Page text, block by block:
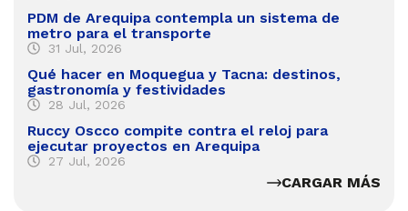
PDM de Arequipa contempla un sistema de
metro para el transporte
31 Jul, 2026
Qué hacer en Moquegua y Tacna: destinos,
gastronomía y festividades
28 Jul, 2026
Ruccy Oscco compite contra el reloj para
ejecutar proyectos en Arequipa
27 Jul, 2026
CARGAR MÁS